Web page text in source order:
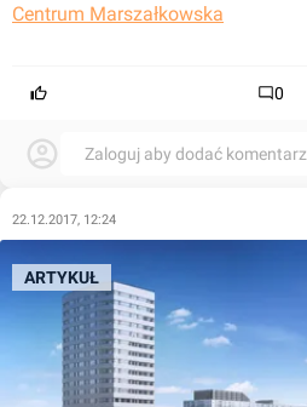
Centrum Marszałkowska
0
Zaloguj aby dodać komentarz
22.12.2017, 12:24
ARTYKUŁ